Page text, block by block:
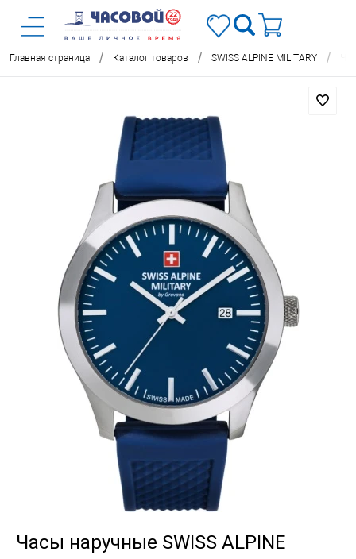
Главная страница / Каталог товаров / SWISS ALPINE MILITARY /
Часы наручные SWISS ALPINE